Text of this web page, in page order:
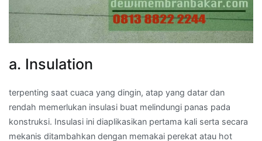
a. Insulation
terpenting saat cuaca yang dingin, atap yang datar dan
rendah memerlukan insulasi buat melindungi panas pada
konstruksi. Insulasi ini diaplikasikan pertama kali serta secara
mekanis ditambahkan dengan memakai perekat atau hot